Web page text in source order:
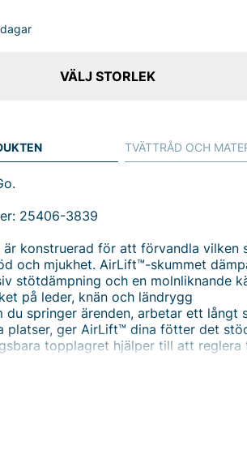
VÄLJ STORLEK
25406-3839
är konstruerad för att förvandla vilken
och mjukhet. AirLift™-skummet
stötdämpning och en molnliknande
på leder, knän och ländrygg
du springer ärenden, arbetar ett långt
platser, ger AirLift™ dina fötter det
topplagret hjälper till att reglera
TVÄTTRÅD OCH